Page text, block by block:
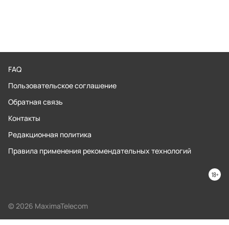
FAQ
Пользовательское соглашение
Обратная связь
Контакты
Редакционная политика
Правила применения рекомендательных технологий
© 2026 MaximaTelecom